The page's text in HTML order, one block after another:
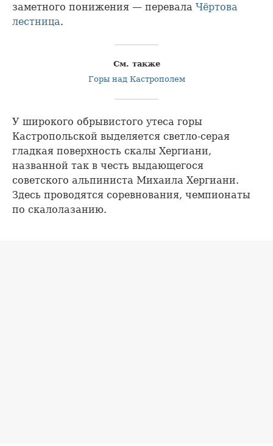
заметного понижения — перевала Чёртова
лестница.
См. также
Горы над Кастрополем
У широкого обрывистого утеса горы
Кастропольской выделяется светло-серая
гладкая поверхность скалы Хергиани,
названной так в честь выдающегося
советского альпиниста Михаила Хергиани.
Здесь проводятся соревнования, чемпионаты
по скалолазанию.